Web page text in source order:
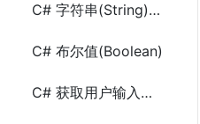
C# 字符串(String)的使用
C# 布尔值(Boolean)
C# 获取用户输入和输出信息